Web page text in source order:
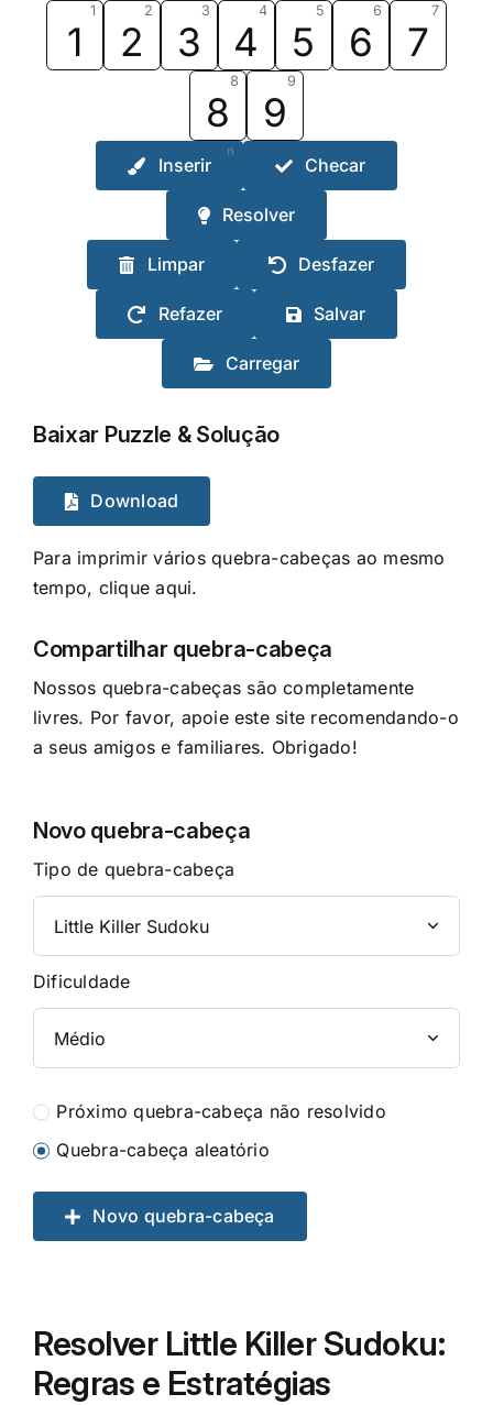
1
1
2
2
3
3
4
4
5
5
6
6
7
7
8
8
9
9
n
Inserir Checar
Resolver
Limpar Desfazer
Refazer Salvar
Carregar
Baixar Puzzle & Solução
Download
Para imprimir vários quebra-cabeças ao mesmo
tempo, clique aqui.
Compartilhar quebra-cabeça
Nossos quebra-cabeças são completamente
livres. Por favor, apoie este site recomendando-o
a seus amigos e familiares. Obrigado!
Novo quebra-cabeça
Tipo de quebra-cabeça
Dificuldade
Próximo quebra-cabeça não resolvido
Quebra-cabeça aleatório
Novo quebra-cabeça
Resolver Little Killer Sudoku:
Regras e Estratégias